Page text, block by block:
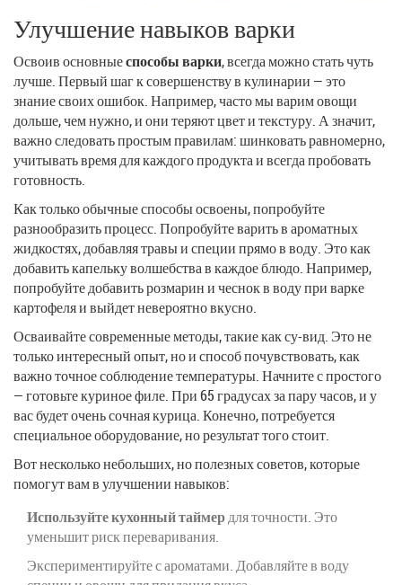
Улучшение навыков варки
Освоив основныеспособы варки, всегда можно стать чуть
лучше. Первый шаг к совершенству в кулинарии — это
знание своих ошибок. Например, часто мы варим овощи
дольше, чем нужно, и они теряют цвет и текстуру. А значит,
важно следовать простым правилам: шинковать равномерно,
учитывать время для каждого продукта и всегда пробовать
готовность.
Как только обычные способы освоены, попробуйте
разнообразить процесс. Попробуйте варить в ароматных
жидкостях, добавляя травы и специи прямо в воду. Это как
добавить капельку волшебства в каждое блюдо. Например,
попробуйте добавить розмарин и чеснок в воду при варке
картофеля и выйдет невероятно вкусно.
Осваивайте современные методы, такие как су-вид. Это не
только интересный опыт, но и способ почувствовать, как
важно точное соблюдение температуры. Начните с простого
— готовьте куриное филе. При 65 градусах за пару часов, и у
вас будет очень сочная курица. Конечно, потребуется
специальное оборудование, но результат того стоит.
Вот несколько небольших, но полезных советов, которые
помогут вам в улучшении навыков:
Используйте кухонный таймердля точности. Это
уменьшит риск переваривания.
Экспериментируйте с ароматами. Добавляйте в воду